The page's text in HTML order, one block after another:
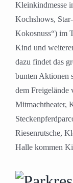
Kleinkindmesse
Kochshows,
Kokosnuss“) im
Kind und
dazu findet das
bunten Aktionen
dem Freigelände
Mitmachtheater,
Riesenrutsche,
Halle kommen